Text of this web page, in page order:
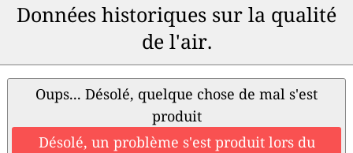
Données historiques sur la qualité
de l'air.
Oups... Désolé, quelque chose de mal s'est
produit
Désolé, un problème s'est produit lors du